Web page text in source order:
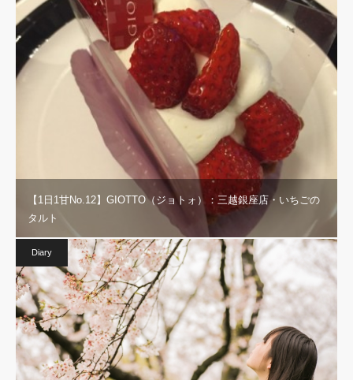
【1日1甘No.12】GIOTTO（ジョトォ）：三越銀座店・いちごの
タルト
Diary